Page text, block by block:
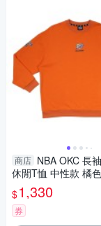
商店 NBA OKC 長
休閒T恤 中性款 橘
1 51 noB74
$1,330
券